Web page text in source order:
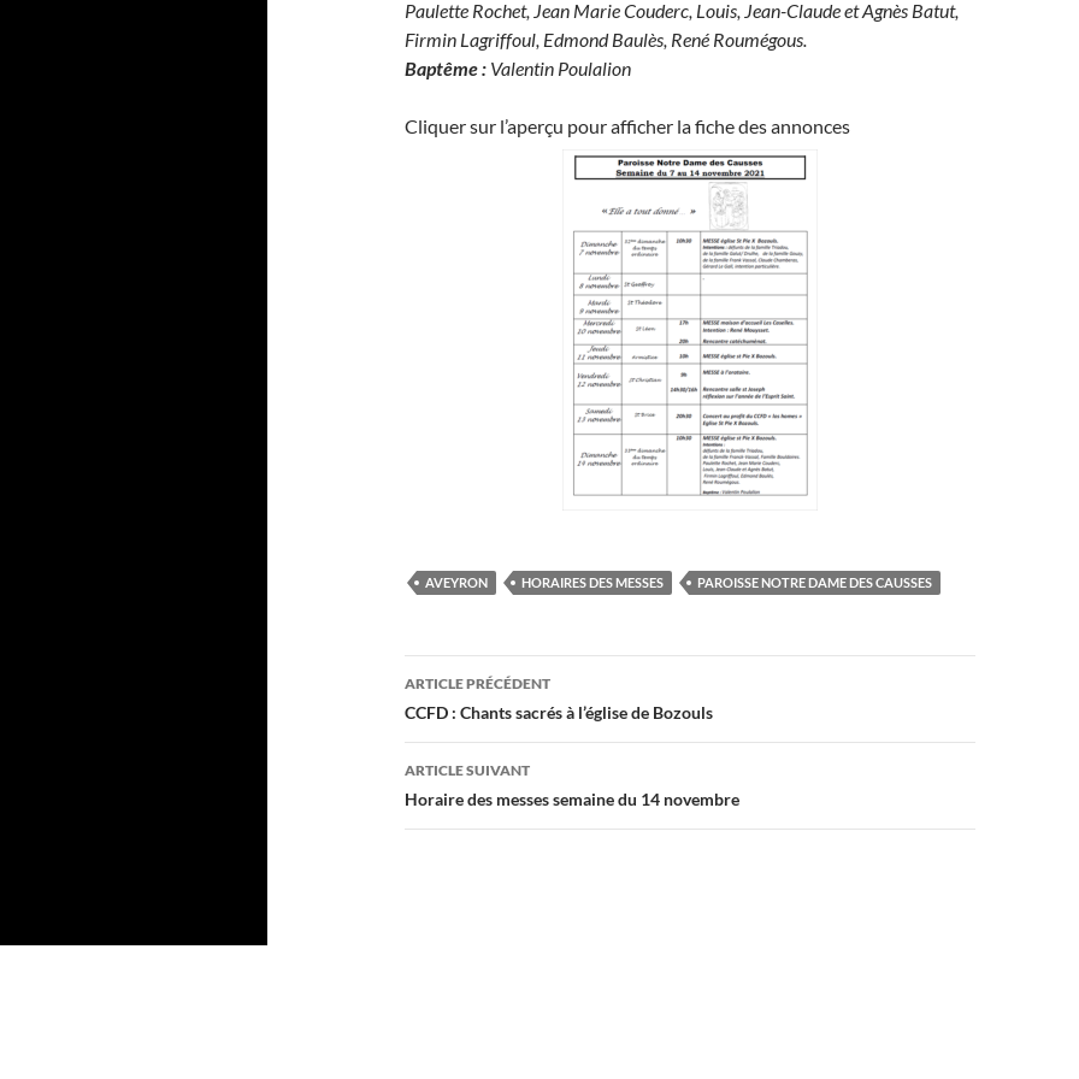
Paulette Rochet, Jean Marie Couderc, Louis, Jean-Claude et Agnès Batut,
Firmin Lagriffoul, Edmond Baulès, René Roumégous.
Baptême : Valentin Poulalion
Cliquer sur l’aperçu pour afficher la fiche des annonces
AVEYRON HORAIRES DES MESSES PAROISSE NOTRE DAME DES CAUSSES
Navigation
des
articles
ARTICLE PRÉCÉDENT
CCFD : Chants sacrés à l’église de Bozouls
ARTICLE SUIVANT
Horaire des messes semaine du 14 novembre